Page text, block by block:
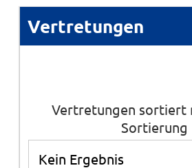
Vertretungen
Vertretungen sortiert
Sortierung
Kein Ergebnis